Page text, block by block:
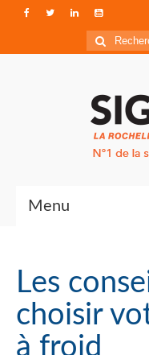
Rechercher
:
Menu
Qui sommes-nous ?
Accéder à Signals
Les
choisir
à froid